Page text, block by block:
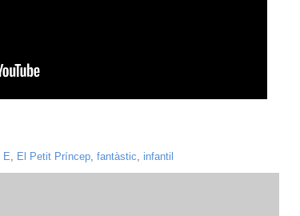
E, El Petit Príncep, fantàstic, infantil